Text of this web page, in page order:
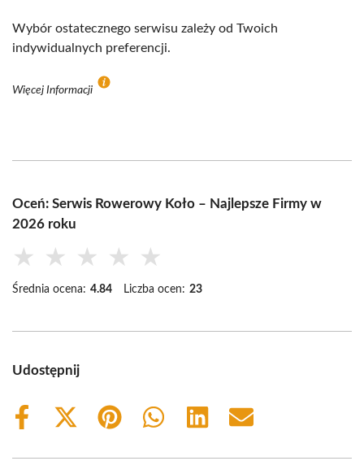
Wybór ostatecznego serwisu zależy od Twoich
indywidualnych preferencji.
Więcej Informacji
Oceń: Serwis Rowerowy Koło – Najlepsze Firmy w
2026 roku
★ ★ ★ ★ ★
Średnia ocena: 4.84 Liczba ocen: 23
Udostępnij
Share
Share
(Twitter)
Share
Share
Share
Share